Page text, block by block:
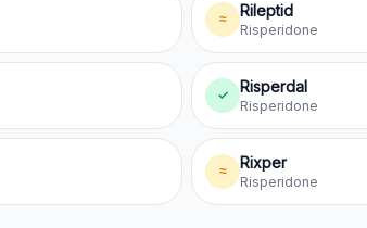
≈ Rileptid
Risperidone
✓ Risperdal
Risperidone
≈ Rixper
Risperidone